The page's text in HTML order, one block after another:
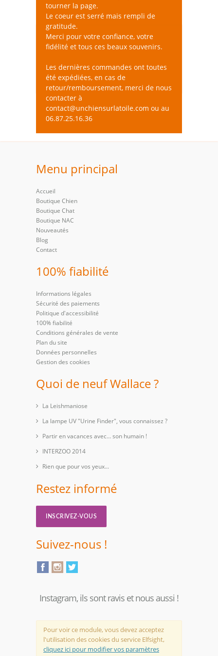
tourner la page.
Le coeur est serré mais rempli de
gratitude.
Merci pour votre confiance, votre
fidélité et tous ces beaux souvenirs.
Les dernières commandes ont toutes
été expédiées, en cas de
retour/remboursement, merci de nous
contacter à
contact@unchiensurlatoile.com ou au
06.87.25.16.36
Pas de produit disponible
Produits vedettes
Pas de produit disponible
Menu principal
Accueil
Boutique Chien
Boutique Chat
Boutique NAC
Nouveautés
Blog
Contact
100% fiabilité
Informations légales
Sécurité des paiements
Politique d'accessibilité
100% fiabilité
Conditions générales de vente
Plan du site
Données personnelles
Gestion des cookies
Quoi de neuf Wallace ?
La Leishmaniose
La lampe UV "Urine Finder", vous connaissez ?
Partir en vacances avec… son humain !
INTERZOO 2014
Rien que pour vos yeux...
Restez informé
INSCRIVEZ-VOUS
Suivez-nous !
Instagram, ils sont ravis et nous aussi !
Pour voir ce module, vous devez acceptez
l'utilisation des cookies du service Elfsight,
cliquez ici pour modifier vos paramètres